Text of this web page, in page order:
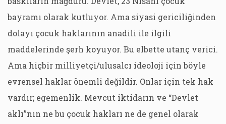
bayramı olarak kutluyor. Ama siyasi gericiliğinden
dolayı çocuk haklarının anadili ile ilgili
maddelerinde şerh koyuyor. Bu elbette utanç verici.
Ama hiçbir milliyetçi/ulusalcı ideoloji için böyle
evrensel haklar önemli değildir. Onlar için tek hak
vardır; egemenlik. Mevcut iktidarın ve “Devlet
aklı”nın ne bu çocuk hakları ne de genel olarak